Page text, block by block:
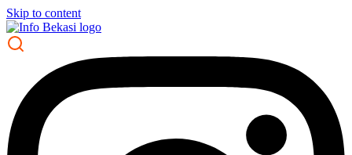
Skip to content